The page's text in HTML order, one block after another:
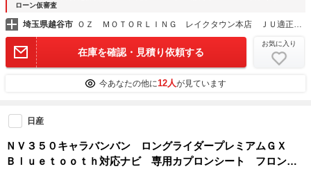
ローン仮審査
埼玉県越谷市
在庫を確認・見積り依頼する
お気に入り
今あなたの他に12人が見ています
日産
ＮＶ３５０キャラバンバン ロングライダープレミアムＧＸ
Ｂｌｕｅｔｏｏｔｈ対応ナビ 専用カプロンシート フロント